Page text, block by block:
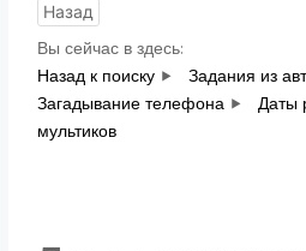
Назад
Вы сейчас в здесь:
Назад к поиску
Задания из
Загадывание телефона
Даты
мультиков